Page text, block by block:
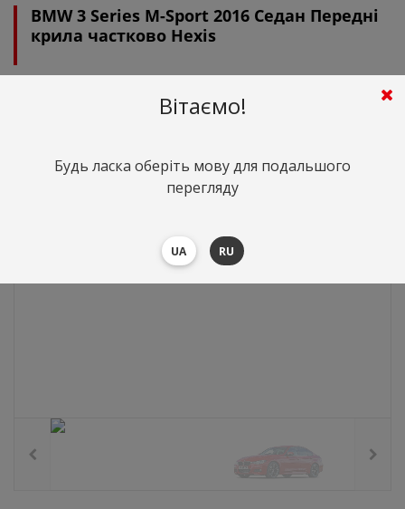
BMW 3 Series M-Sport 2016 Седан Передні
крила частково Hexis
грн.($0)
Вітаємо!
Будь ласка оберіть мову для подальшого
перегляду
UA RU